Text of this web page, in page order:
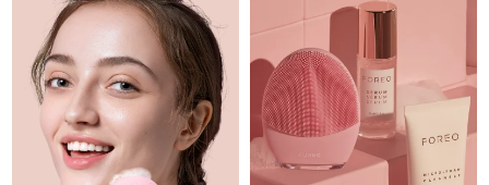
Russie Livraison estimée
Arabie saoudite Livraison estimée
Singapour Livraison estimée 14/8/26
Slovaquie Livraison estimée 12/8/26